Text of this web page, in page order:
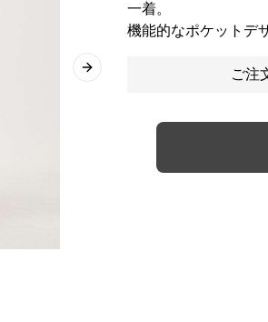
Next slide
一着。
機能的なポケットデ
ご注